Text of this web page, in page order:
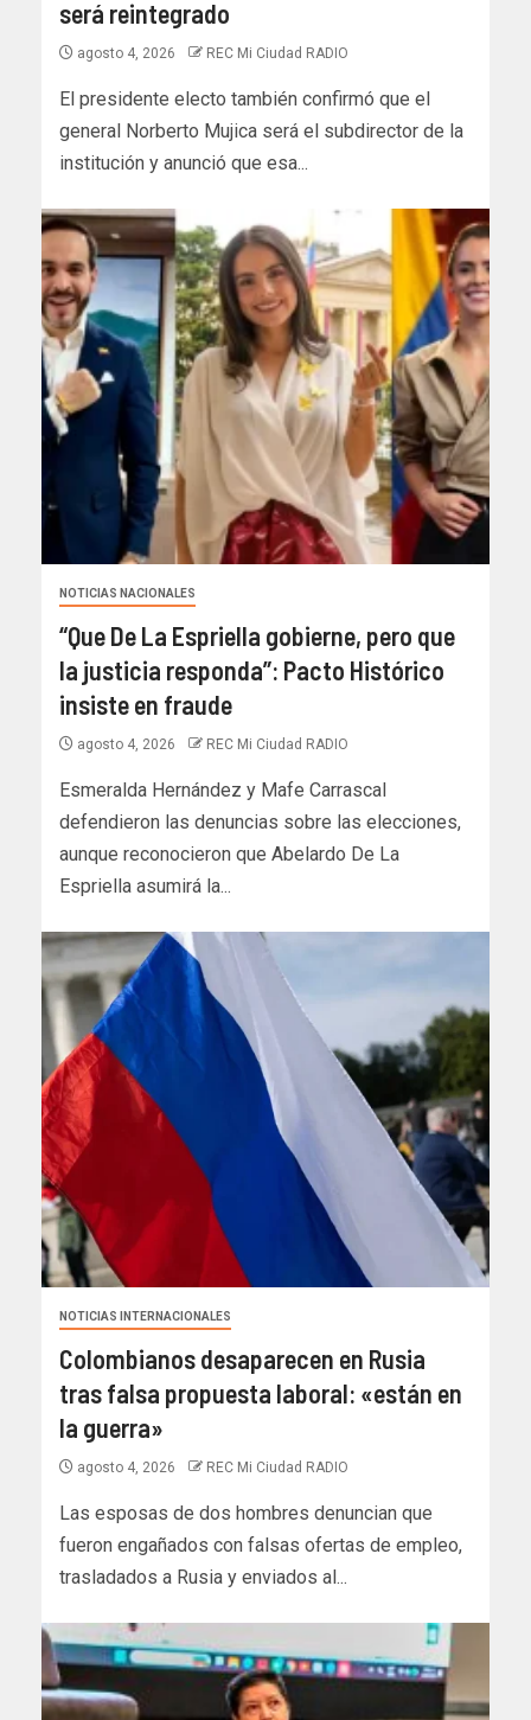
será reintegrado
agosto 4, 2026 REC Mi Ciudad RADIO
El presidente electo también confirmó que el
general Norberto Mujica será el subdirector de la
institución y anunció que esa...
NOTICIAS NACIONALES
“Que De La Espriella gobierne, pero que
la justicia responda”: Pacto Histórico
insiste en fraude
agosto 4, 2026 REC Mi Ciudad RADIO
Esmeralda Hernández y Mafe Carrascal
defendieron las denuncias sobre las elecciones,
aunque reconocieron que Abelardo De La
Espriella asumirá la...
NOTICIAS INTERNACIONALES
Colombianos desaparecen en Rusia
tras falsa propuesta laboral: «están en
la guerra»
agosto 4, 2026 REC Mi Ciudad RADIO
Las esposas de dos hombres denuncian que
fueron engañados con falsas ofertas de empleo,
trasladados a Rusia y enviados al...